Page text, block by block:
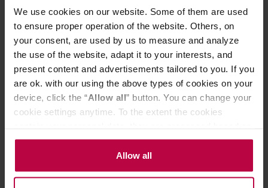
We use cookies on our website. Some of them are used
to ensure proper operation of the website. Others, on
your consent, are used by us to measure and analyze
the use of the website, adapt it to your interests, and
present content and advertisements tailored to you. If you
are ok. with our using the above types of cookies on your
device, click the “Allow all” button. You can change your
cookie settings anytime. To the extent the cookies
the controller’s (namely, ALL GOOD S.A., ul.
Mazowiecka 24I/U9, 78-100 Kołobrzeg) or third parties’
legitimate interests which are to ensure a high quality of
Allow all
MAMAM - kawa ziarnista Brazylia
Espresso 250 g
Yirgacheffe